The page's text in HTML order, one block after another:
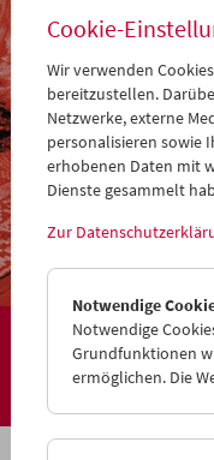
Cookie-
Wir verwenden
bereitzustellen.
Netzwerke, externe
personalisieren sowie
erhobenen Daten mit
Dienste gesammelt
Zur
Notwendige
Notwendige
Grundfunktionen
ermöglichen. Die